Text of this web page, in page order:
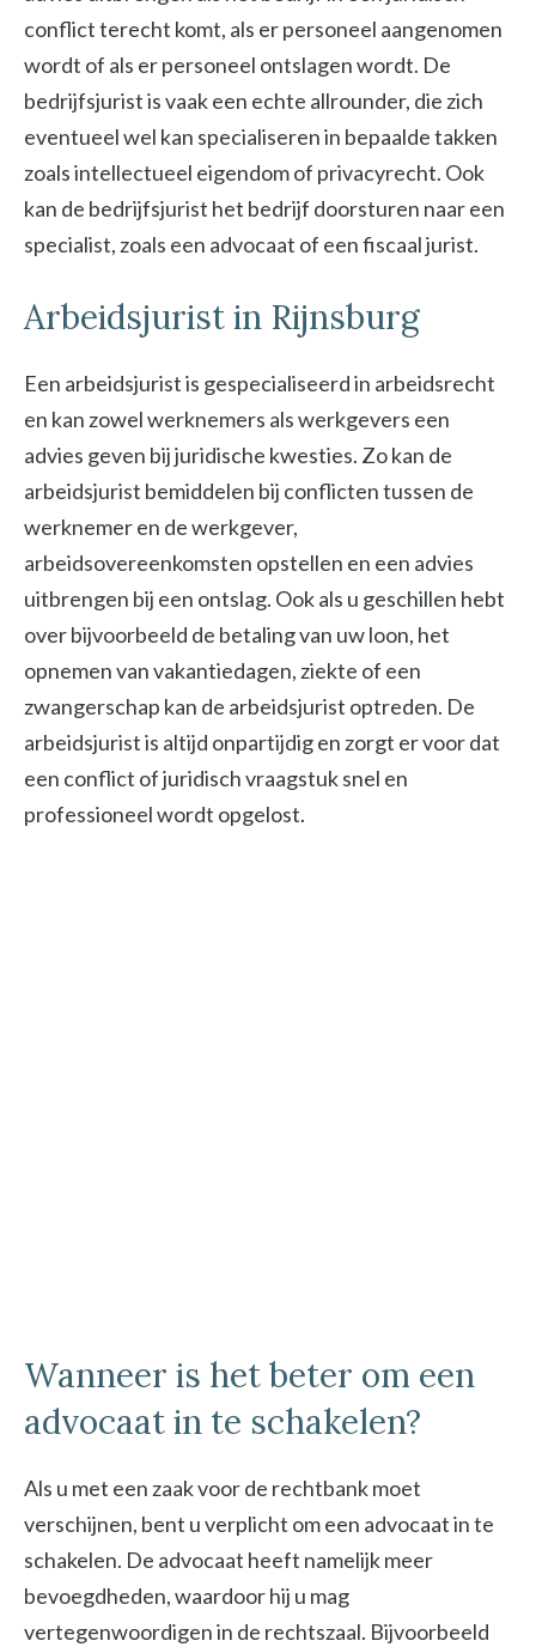
conflict terecht komt, als er personeel aangenomen
wordt of als er personeel ontslagen wordt. De
bedrijfsjurist is vaak een echte allrounder, die zich
eventueel wel kan specialiseren in bepaalde takken
zoals intellectueel eigendom of privacyrecht. Ook
kan de bedrijfsjurist het bedrijf doorsturen naar een
specialist, zoals een advocaat of een fiscaal jurist.
Arbeidsjurist in Rijnsburg
Een arbeidsjurist is gespecialiseerd in arbeidsrecht
en kan zowel werknemers als werkgevers een
advies geven bij juridische kwesties. Zo kan de
arbeidsjurist bemiddelen bij conflicten tussen de
werknemer en de werkgever,
arbeidsovereenkomsten opstellen en een advies
uitbrengen bij een ontslag. Ook als u geschillen hebt
over bijvoorbeeld de betaling van uw loon, het
opnemen van vakantiedagen, ziekte of een
zwangerschap kan de arbeidsjurist optreden. De
arbeidsjurist is altijd onpartijdig en zorgt er voor dat
een conflict of juridisch vraagstuk snel en
professioneel wordt opgelost.
Wanneer is het beter om een
advocaat in te schakelen?
Als u met een zaak voor de rechtbank moet
verschijnen, bent u verplicht om een advocaat in te
schakelen. De advocaat heeft namelijk meer
bevoegdheden, waardoor hij u mag
vertegenwoordigen in de rechtszaal. Bijvoorbeeld